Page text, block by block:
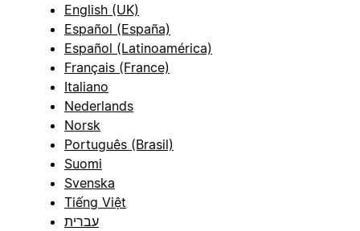
English (UK)
Español (España)
Español (Latinoamérica)
Français (France)
Italiano
Nederlands
Norsk
Português (Brasil)
Suomi
Svenska
Tiếng Việt
עברית